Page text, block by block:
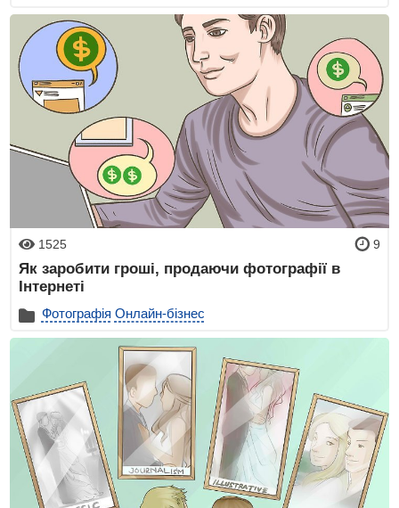
1525 9
Як заробити гроші, продаючи фотографії в
Інтернеті
Фотографія Онлайн-бізнес